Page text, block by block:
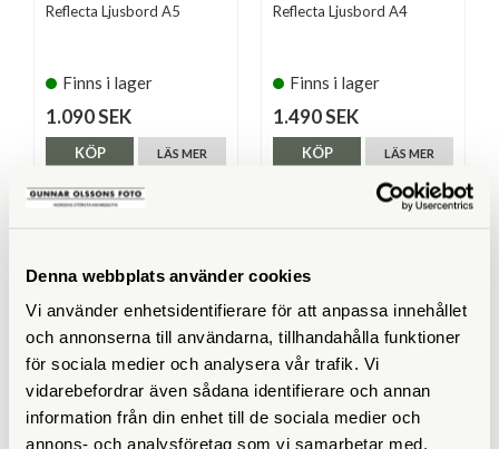
Denna webbplats använder cookies
Vi använder enhetsidentifierare för att anpassa innehållet
och annonserna till användarna, tillhandahålla funktioner
för sociala medier och analysera vår trafik. Vi
vidarebefordrar även sådana identifierare och annan
information från din enhet till de sociala medier och
annons- och analysföretag som vi samarbetar med.
Reflecta Ljusbord A5
Finns i lager
1.090 SEK
LÄS MER
KÖP
Reflecta Ljusbord A4
Finns i lager
1.490 SEK
LÄS MER
KÖP
ANDRA KÖPTE ÄVEN